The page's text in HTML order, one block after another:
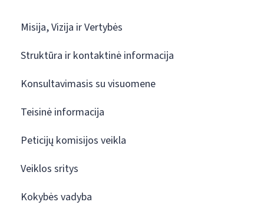
Misija, Vizija ir Vertybės
Struktūra ir kontaktinė informacija
Konsultavimasis su visuomene
Teisinė informacija
Peticijų komisijos veikla
Veiklos sritys
Kokybės vadyba